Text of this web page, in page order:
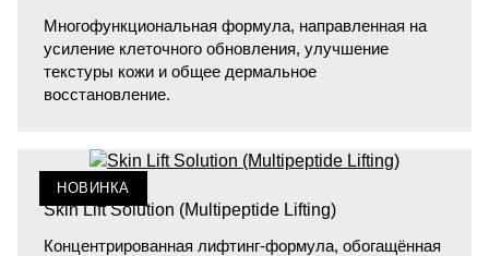
Многофункциональная формула, направленная на
усиление клеточного обновления, улучшение
текстуры кожи и общее дермальное
восстановление.
НОВИНКА
Skin Lift Solution (Multipeptide Lifting)
Концентрированная лифтинг-формула, обогащённая